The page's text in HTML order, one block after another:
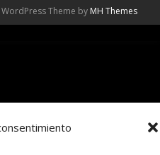
Theme by MH Themes